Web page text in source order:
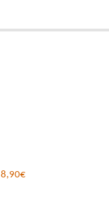
8,90€